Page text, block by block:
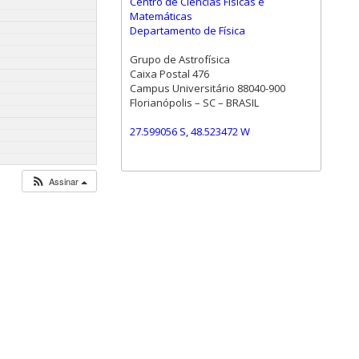
Assinar
Matemáticas
Departamento de Física
Grupo de Astrofísica
Caixa Postal 476
Campus Universitário 88040-900
Florianópolis – SC – BRASIL
27.599056 S, 48.523472 W